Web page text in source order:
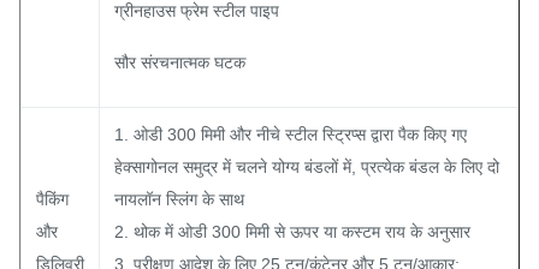
ग्रीनहाउस फ्रेम स्टील पाइप
सौर संरचनात्मक घटक
पैकिंग
और
डिलिवरी
1. ओडी 300 मिमी और नीचे स्टील स्ट्रिप्स द्वारा पैक किए गए
हेक्सागोनल समुद्र में चलने योग्य बंडलों में, प्रत्येक बंडल के लिए दो
नायलॉन स्लिंग के साथ
2. थोक में ओडी 300 मिमी से ऊपर या कस्टम राय के अनुसार
3. परीक्षण आदेश के लिए 25 टन/कंटेनर और 5 टन/आकार;